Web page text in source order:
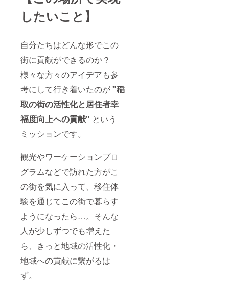
したいこと】
自分たちはどんな形でこの
街に貢献ができるのか？
様々な方々のアイデアも参
考にして行き着いたのが"稲
取の街の活性化と居住者幸
福度向上への貢献" という
ミッションです。
観光やワーケーションプロ
グラムなどで訪れた方がこ
の街を気に入って、移住体
験を通じてこの街で暮らす
ようになったら…。そんな
人が少しずつでも増えた
ら、きっと地域の活性化・
地域への貢献に繋がるは
ず。